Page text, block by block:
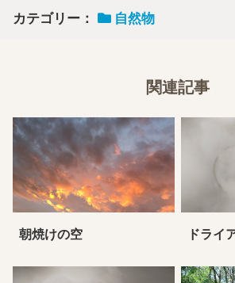
カテゴリー： 自然物
関連記事
朝焼けの空 ドライ